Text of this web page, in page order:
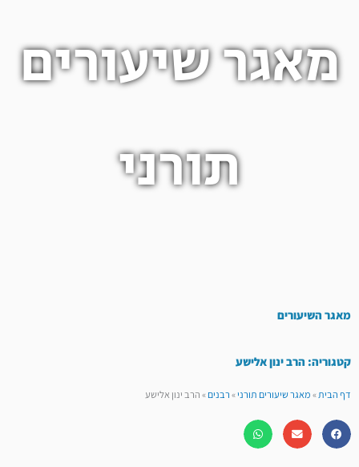
מאגר שיעורים
תורני
מאגר השיעורים
קטגוריה: הרב ינון אלישע
דף הבית»מאגר שיעורים תורני»רבנים»הרב ינון אלישע